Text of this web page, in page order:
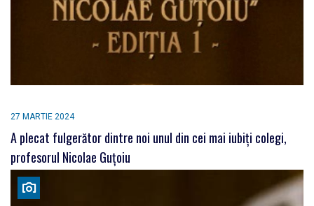
27 MARTIE 2024
A plecat fulgerător dintre noi unul din cei mai iubiți colegi,
profesorul Nicolae Guțoiu